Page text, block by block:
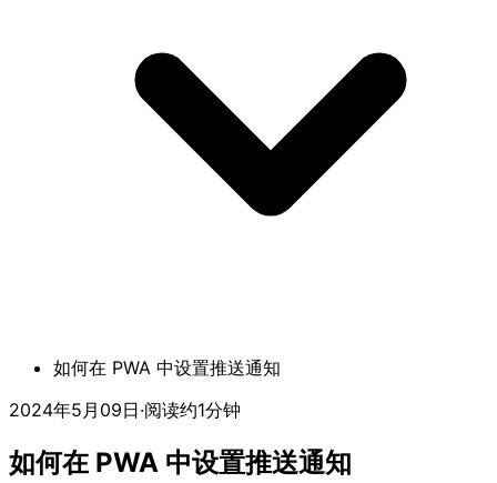
如何在 PWA 中设置推送通知
2024年5月09日·阅读约1分钟
如何在 PWA 中设置推送通知